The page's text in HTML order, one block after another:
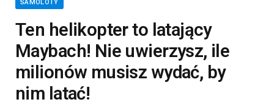
SAMOLOTY
Ten helikopter to latający
Maybach! Nie uwierzysz, ile
milionów musisz wydać, by
nim latać!